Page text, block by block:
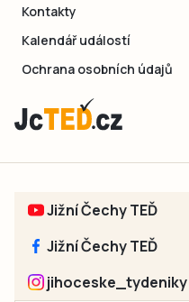
Kontakty
Kalendář událostí
Ochrana osobních údajů
Jižní Čechy TEĎ
Jižní Čechy TEĎ
jihoceske_tydeniky